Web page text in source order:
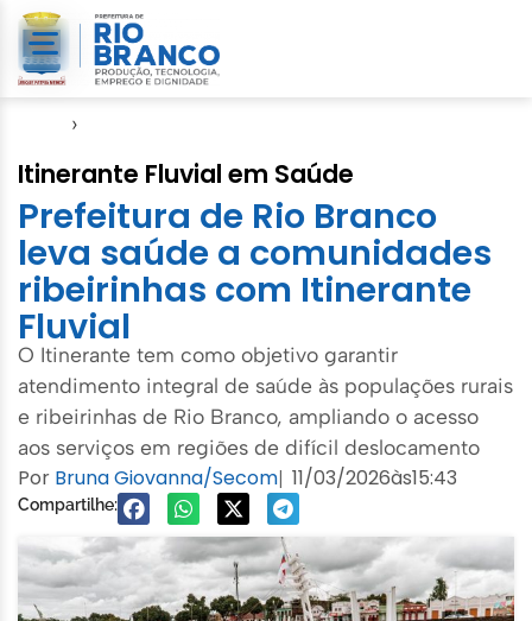
›
Itinerante Fluvial em Saúde
Prefeitura de Rio Branco
leva saúde a comunidades
ribeirinhas com Itinerante
Fluvial
O Itinerante tem como objetivo garantir
atendimento integral de saúde às populações rurais
e ribeirinhas de Rio Branco, ampliando o acesso
aos serviços em regiões de difícil deslocamento
Por Bruna Giovanna/Secom| 11/03/2026às15:43
Compartilhe: